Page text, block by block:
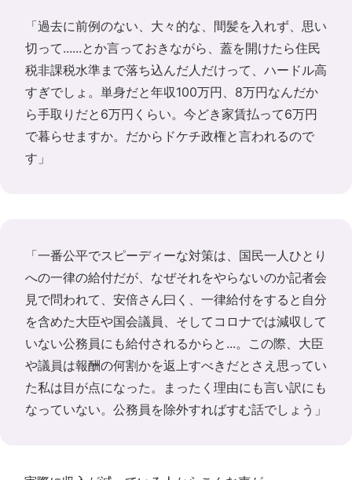
「過去に前例のない、大々的な、間髪を入れず、思い
切って......とか言っておきながら、蓋を開けたら住民
税非課税水準まで落ち込んだ人だけって、ハードル高
すぎでしょ。単身だと年収100万円、8万円なんだか
ら手取りだと6万円くらい。今どき家賃払って6万円
で暮らせますか。だからドケチ政権と言われるので
す」
「一番公平でスピーディーな対策は、国民一人ひとり
への一律の給付だが、なぜそれをやらないのか記者会
見で問われて、安倍さん曰く、一律給付をすると自分
を含めた大臣や国会議員、そしてコロナでは減収して
いない公務員にも給付されるからと...。この際、大臣
や議員は報酬の何割かを返上すべきだとさえ思ってい
た私は目が点になった。まったく理由にも言い訳にも
なっていない。公務員を除外すればすむ話でしょう」